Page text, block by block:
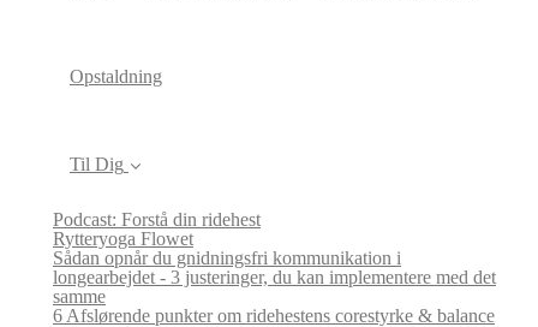
Opstaldning
Til Dig
Podcast: Forstå din ridehest
Rytteryoga Flowet
Sådan opnår du gnidningsfri kommunikation i
longearbejdet - 3 justeringer, du kan implementere med det
samme
6 Afslørende punkter om ridehestens corestyrke & balance